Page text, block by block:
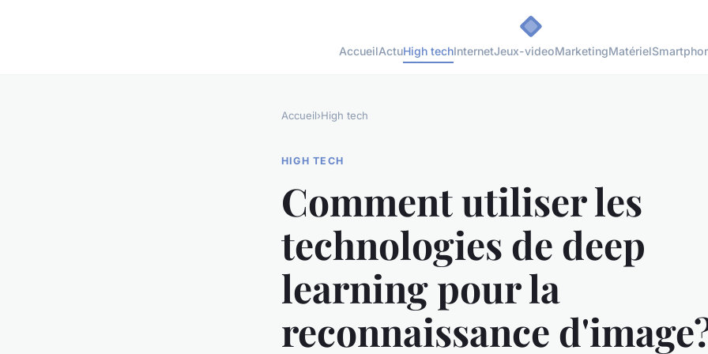
AccueilActuHigh techInternetJeux-videoMarketingMatériel
Accueil›High tech
HIGH TECH
Comment utiliser les
technologies de deep
learning pour la
reconnaissance